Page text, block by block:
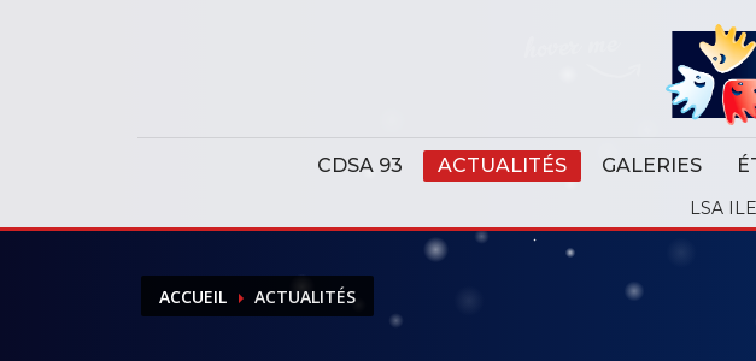
CDSA 93 ACTUALITÉS GALERIES
LSA
ACCUEIL ACTUALITÉS